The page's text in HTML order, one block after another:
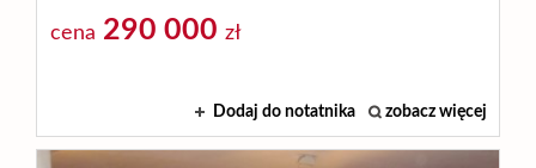
cena 290 000 zł
Dodaj do notatnika zobacz więcej